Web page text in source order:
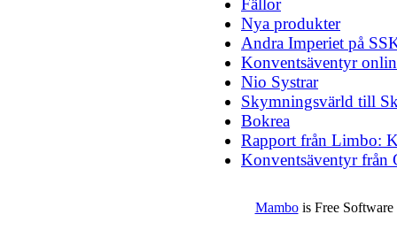
Fällor
Nya produkter
Andra Imperiet på
Konventsäventyr
Nio Systrar
Skymningsvärld till
Bokrea
Rapport från Limbo:
Konventsäventyr
Mambois Free Software